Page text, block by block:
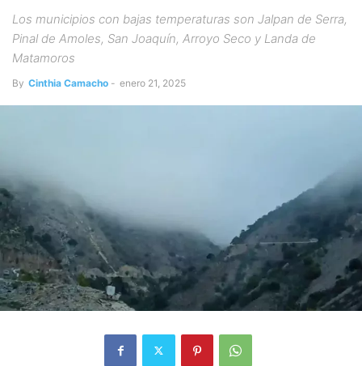
Los municipios con bajas temperaturas son Jalpan de Serra,
Pinal de Amoles, San Joaquín, Arroyo Seco y Landa de
Matamoros
By Cinthia Camacho - enero 21, 2025